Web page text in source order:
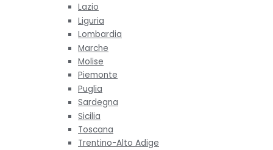
Lazio
Liguria
Lombardia
Marche
Molise
Piemonte
Puglia
Sardegna
Sicilia
Toscana
Trentino-Alto Adige